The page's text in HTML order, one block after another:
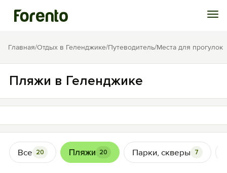
Войти
Избранное
История просмотра
Добавить свой объект
Главная/Отдых в Геленджике/Путеводитель/Места для прогулок
Пляжи в Геленджике
Все 20 Пляжи 20 Парки, скверы 7